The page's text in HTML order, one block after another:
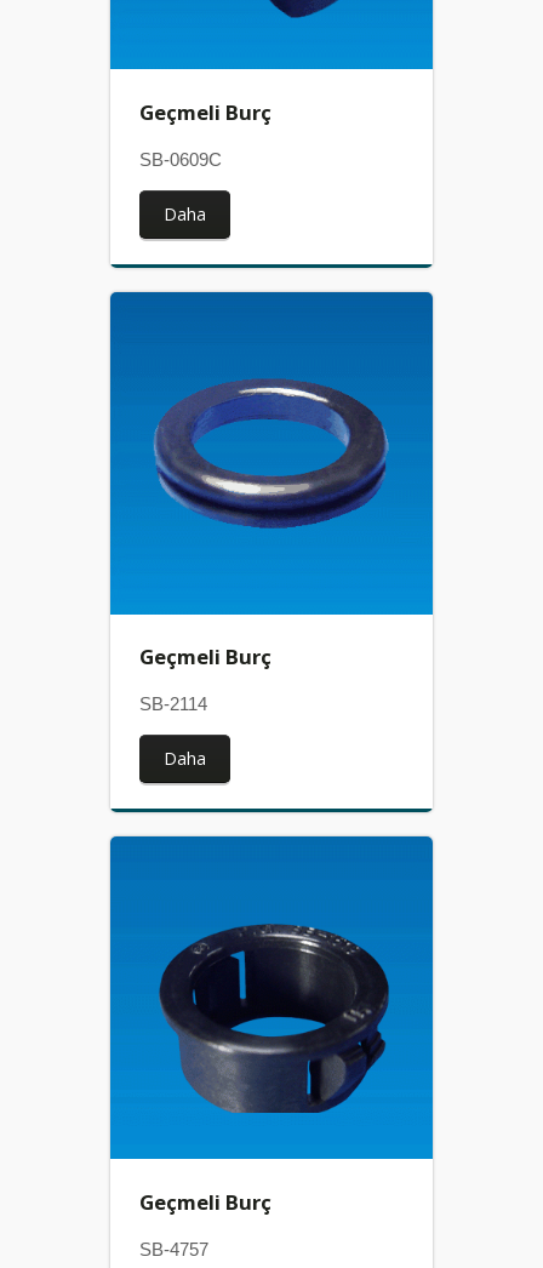
Geçmeli Burç
SB-0609C
Daha
Geçmeli Burç
SB-2114
Daha
Geçmeli Burç
SB-4757